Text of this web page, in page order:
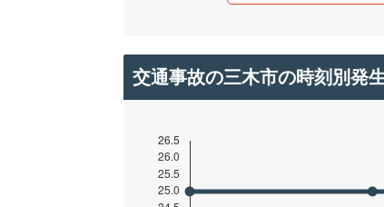
交通事故の三木市の時刻別発